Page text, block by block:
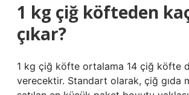
1 kg çiğ köfteden
çıkar?
1 kg çiğ köfte ortalama 14 çiğ köfte
verecektir. Standart olarak, çiğ gıda